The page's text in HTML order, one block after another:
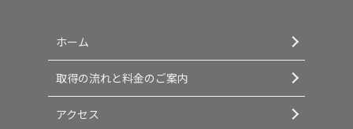
ホーム
取得の流れと料金のご案内
アクセス